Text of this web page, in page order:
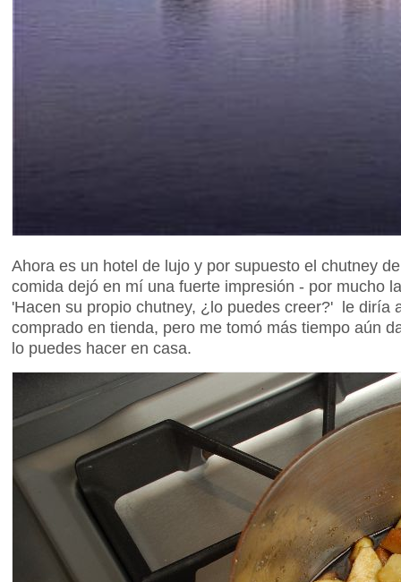
Ahora es un hotel de lujo y por supuesto el chutney
comida dejó en mí una fuerte impresión - por mucho
'Hacen su propio chutney, ¿lo puedes creer?' le
comprado en tienda, pero me tomó más tiempo aún
lo puedes hacer en casa.